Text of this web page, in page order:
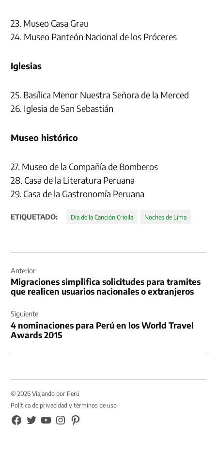
23. Museo Casa Grau
24. Museo Panteón Nacional de los Próceres
Iglesias
25. Basílica Menor Nuestra Señora de la Merced
26. Iglesia de San Sebastián
Museo histórico
27. Museo de la Compañía de Bomberos
28. Casa de la Literatura Peruana
29. Casa de la Gastronomía Peruana
ETIQUETADO: Día de la Canción Criolla Noches de Lima
de
entradas
Anterior
Migraciones simplifica solicitudes para tramites
que realicen usuarios nacionales o extranjeros
Siguiente
4 nominaciones para Perú en los World Travel
Awards 2015
© 2026 Viajando por Perú
Política de privacidad y términos de uso
FB
TW YouTubeInstagramPinterest